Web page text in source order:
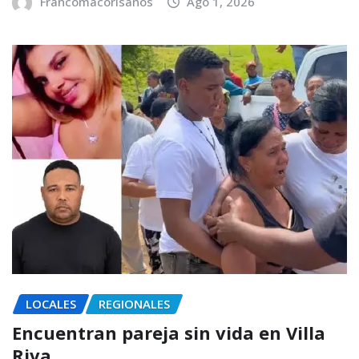
LOCALES REGIONALES
Encuentran pareja sin vida en Villa